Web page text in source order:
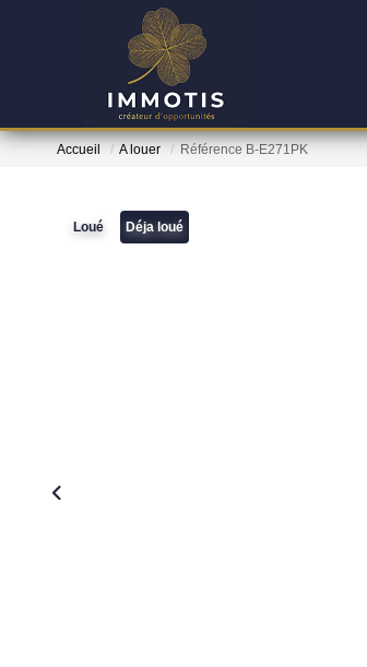
Accueil A louer Référence B-E271PK
Loué Déja loué